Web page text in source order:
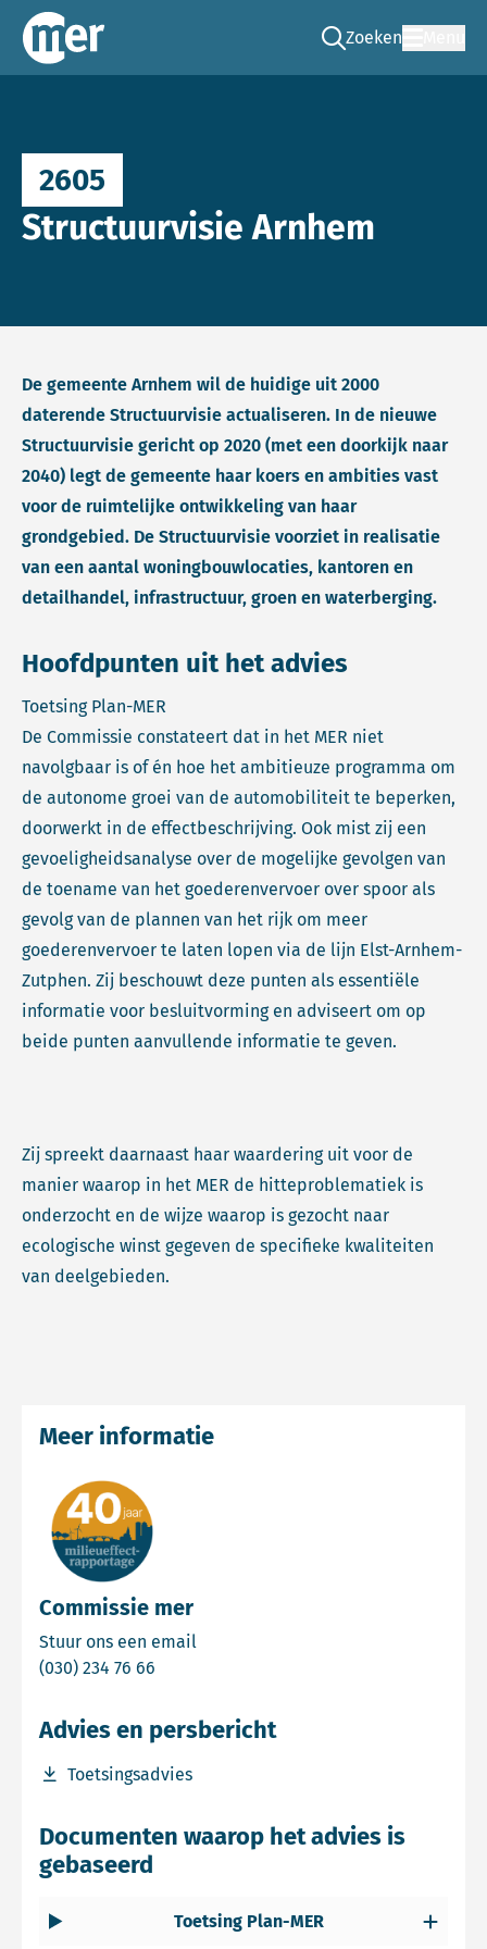
Commissie mer
Zoeken
Ga naar de zoek
2605
Structuurvisie Arnhem
De gemeente Arnhem wil de huidige uit 2000
daterende Structuurvisie actualiseren. In de nieuwe
Structuurvisie gericht op 2020 (met een doorkijk naar
2040) legt de gemeente haar koers en ambities vast
voor de ruimtelijke ontwikkeling van haar
grondgebied. De Structuurvisie voorziet in realisatie
van een aantal woningbouwlocaties, kantoren en
detailhandel, infrastructuur, groen en waterberging.
Hoofdpunten uit het advies
Toetsing Plan-MER
De Commissie constateert dat in het MER niet
navolgbaar is of én hoe het ambitieuze programma om
de autonome groei van de automobiliteit te beperken,
doorwerkt in de effectbeschrijving. Ook mist zij een
gevoeligheidsanalyse over de mogelijke gevolgen van
de toename van het goederenvervoer over spoor als
gevolg van de plannen van het rijk om meer
goederenvervoer te laten lopen via de lijn Elst-Arnhem-
Zutphen. Zij beschouwt deze punten als essentiële
informatie voor besluitvorming en adviseert om op
beide punten aanvullende informatie te geven.
Zij spreekt daarnaast haar waardering uit voor de
manier waarop in het MER de hitteproblematiek is
onderzocht en de wijze waarop is gezocht naar
ecologische winst gegeven de specifieke kwaliteiten
van deelgebieden.
Commissie mer
Stuur ons een email
(030) 234 76 66
Meer informatie
Advies en persbericht
Toetsingsadvies
Download bestand Toetsingsadvies
Documenten waarop het advies is
gebaseerd
Toetsing Plan-MER